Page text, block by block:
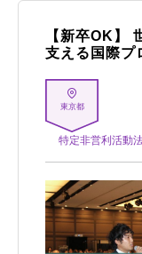
【新卒OK】
支える国際プ
東京都
特定非営利活動